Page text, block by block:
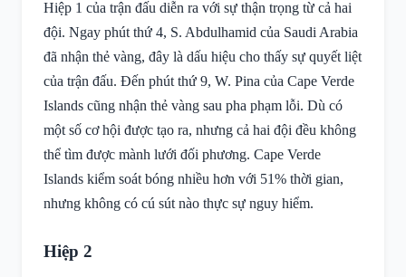
Hiệp 1 của trận đấu diễn ra với sự thận trọng từ cả hai
đội. Ngay phút thứ 4, S. Abdulhamid của Saudi Arabia
đã nhận thẻ vàng, đây là dấu hiệu cho thấy sự quyết liệt
của trận đấu. Đến phút thứ 9, W. Pina của Cape Verde
Islands cũng nhận thẻ vàng sau pha phạm lỗi. Dù có
một số cơ hội được tạo ra, nhưng cả hai đội đều không
thể tìm được mành lưới đối phương. Cape Verde
Islands kiểm soát bóng nhiều hơn với 51% thời gian,
nhưng không có cú sút nào thực sự nguy hiểm.
Hiệp 2